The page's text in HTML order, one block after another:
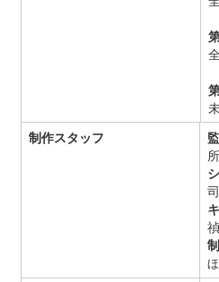
制作スタッフ
司